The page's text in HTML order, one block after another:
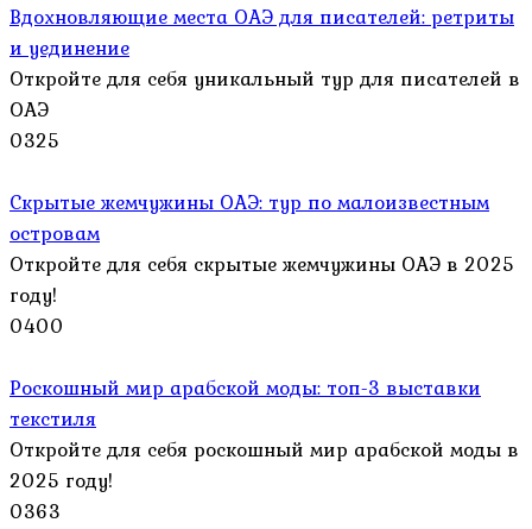
Вдохновляющие места ОАЭ для писателей: ретриты
и уединение
Откройте для себя уникальный тур для писателей в
ОАЭ
0325
Скрытые жемчужины ОАЭ: тур по малоизвестным
островам
Откройте для себя скрытые жемчужины ОАЭ в 2025
году!
0400
Роскошный мир арабской моды: топ-3 выставки
текстиля
Откройте для себя роскошный мир арабской моды в
2025 году!
0363